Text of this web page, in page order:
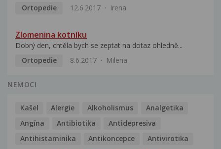
Ortopedie
12.6.2017 Irena
Zlomenina kotníku
Dobrý den, chtěla bych se zeptat na dotaz ohledně...
Ortopedie
8.6.2017 Milena
NEMOCI
Kašel Alergie Alkoholismus
Analgetika
Angína
Antibiotika
Antidepresiva
Antihistaminika
Antikoncepce Antivirotika